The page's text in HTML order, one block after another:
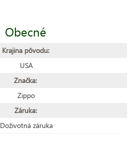
Obecné
Krajina pôvodu:
USA
Značka:
Zippo
Záruka:
Doživotná záruka